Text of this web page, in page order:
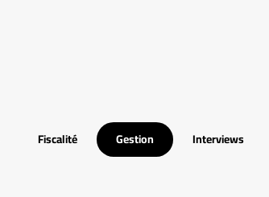
Fiscalité Gestion Interviews